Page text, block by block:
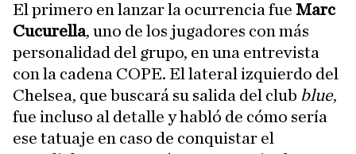
El primero en lanzar la ocurrencia fue Marc
Cucurella, uno de los jugadores con más
personalidad del grupo, en una entrevista
con la cadena COPE. El lateral izquierdo del
Chelsea, que buscará su salida del club blue,
fue incluso al detalle y habló de cómo sería
ese tatuaje en caso de conquistar el